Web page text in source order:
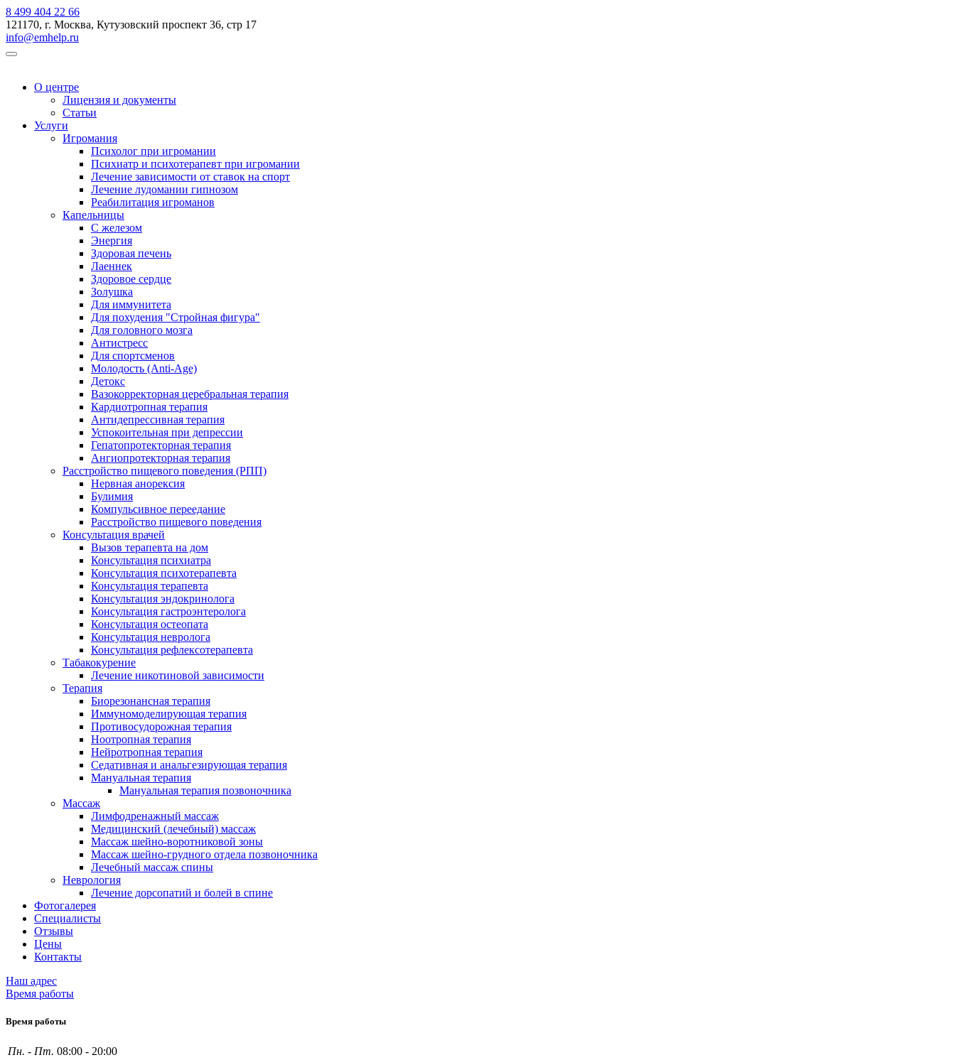
8 499 404 22 66
121170, г. Москва, Кутузовский проспект 36, стр 17
info@emhelp.ru
О центре
Лицензия и документы
Статьи
Услуги
Игромания
Психолог при игромании
Психиатр и психотерапевт при игромании
Лечение зависимости от ставок на спорт
Лечение лудомании гипнозом
Реабилитация игроманов
Капельницы
С железом
Энергия
Здоровая печень
Лаеннек
Здоровое сердце
Золушка
Для иммунитета
Для похудения "Стройная фигура"
Для головного мозга
Антистресс
Для спортсменов
Молодость (Anti-Age)
Детокс
Вазокорректорная церебральная терапия
Кардиотропная терапия
Антидепрессивная терапия
Успокоительная при депрессии
Гепатопротекторная терапия
Ангиопротекторная терапия
Расстройство пищевого поведения (РПП)
Нервная анорексия
Булимия
Компульсивное переедание
Расстройство пищевого поведения
Консультация врачей
Вызов терапевта на дом
Консультация психиатра
Консультация психотерапевта
Консультация терапевта
Консультация эндокринолога
Консультация гастроэнтеролога
Консультация остеопата
Консультация невролога
Консультация рефлексотерапевта
Табакокурение
Лечение никотиновой зависимости
Терапия
Биорезонансная терапия
Иммуномоделирующая терапия
Противосудорожная терапия
Ноотропная терапия
Нейротропная терапия
Седативная и анальгезирующая терапия
Мануальная терапия
Мануальная терапия позвоночника
Массаж
Лимфодренажный массаж
Медицинский (лечебный) массаж
Массаж шейно-воротниковой зоны
Массаж шейно-грудного отдела позвоночника
Лечебный массаж спины
Неврология
Лечение дорсопатий и болей в спине
Фотогалерея
Специалисты
Отзывы
Цены
Контакты
Наш адрес
Время работы
Время работы
Пн. - Пт. 08:00 - 20:00